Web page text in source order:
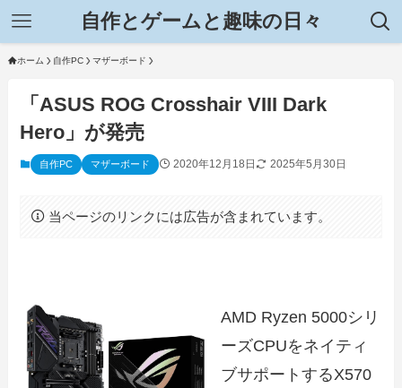
自作とゲームと趣味の日々
ホーム 自作PC マザーボード
「ASUS ROG Crosshair VIII Dark
Hero」が発売
自作PC マザーボード 2020年12月18日 2025年5月30日
当ページのリンクには広告が含まれています。
AMD Ryzen 5000シリ
ーズCPUをネイティ
ブサポートするX570